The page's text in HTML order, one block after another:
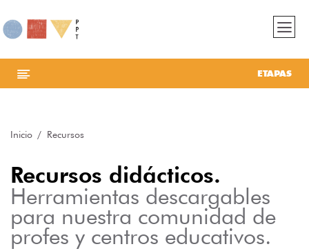
ETAPAS
Inicio Recursos
Recursos didácticos.
Herramientas descargables
para nuestra comunidad de
profes y centros educativos.